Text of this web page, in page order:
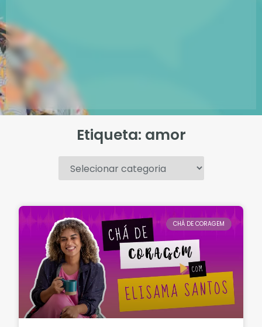
Etiqueta: amor
CHÁ DE CORAGEM